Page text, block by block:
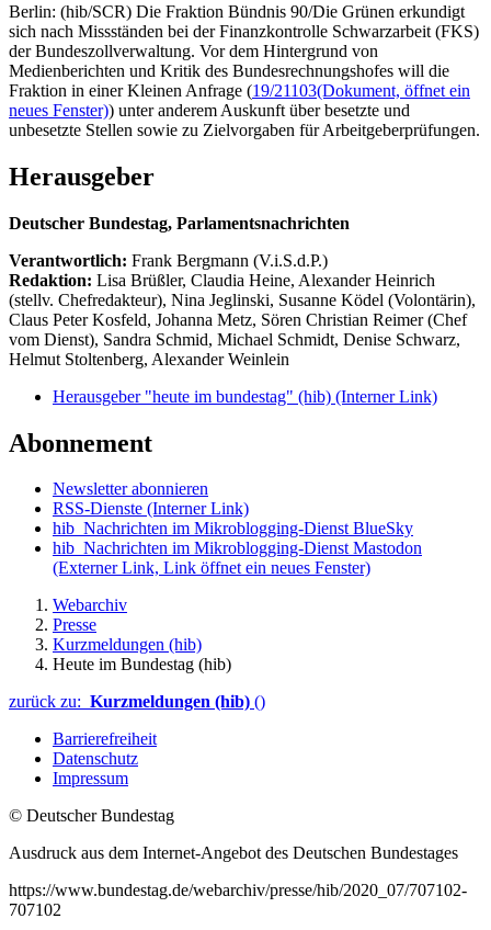
Berlin: (hib/SCR) Die Fraktion Bündnis 90/Die Grünen erkundigt
sich nach Missständen bei der Finanzkontrolle Schwarzarbeit (FKS)
der Bundeszollverwaltung. Vor dem Hintergrund von
Medienberichten und Kritik des Bundesrechnungshofes will die
Fraktion in einer Kleinen Anfrage (19/21103(Dokument, öffnet ein
neues Fenster)) unter anderem Auskunft über besetzte und
unbesetzte Stellen sowie zu Zielvorgaben für Arbeitgeberprüfungen.
Herausgeber
Deutscher Bundestag, Parlamentsnachrichten
Verantwortlich: Frank Bergmann (V.i.S.d.P.)
Redaktion: Lisa Brüßler, Claudia Heine, Alexander Heinrich
(stellv. Chefredakteur), Nina Jeglinski, Susanne Ködel (Volontärin),
Claus Peter Kosfeld, Johanna Metz, Sören Christian Reimer (Chef
vom Dienst), Sandra Schmid, Michael Schmidt, Denise Schwarz,
Helmut Stoltenberg, Alexander Weinlein
Herausgeber "heute im bundestag" (hib) (Interner Link)
Abonnement
Newsletter abonnieren
RSS-Dienste (Interner Link)
hib_Nachrichten im Mikroblogging-Dienst BlueSky
hib_Nachrichten im Mikroblogging-Dienst Mastodon
(Externer Link, Link öffnet ein neues Fenster)
Webarchiv
Presse
Kurzmeldungen (hib)
Heute im Bundestag (hib)
zurück zu: Kurzmeldungen (hib) ()
Barrierefreiheit
Datenschutz
Impressum
© Deutscher Bundestag
Ausdruck aus dem Internet-Angebot des Deutschen Bundestages
https://www.bundestag.de/webarchiv/presse/hib/2020_07/707102-
707102